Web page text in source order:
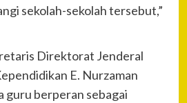
sekolah-sekolah tersebut,”
Direktorat Jenderal
E. Nurzaman
guru berperan sebagai